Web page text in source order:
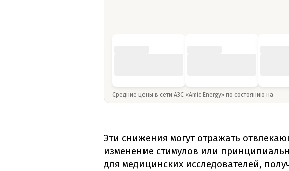
Средние цены в сети АЗС «Amic Energy» по состоянию на
Эти снижения могут отражать
изменение стимулов или
для медицинских исследователей,